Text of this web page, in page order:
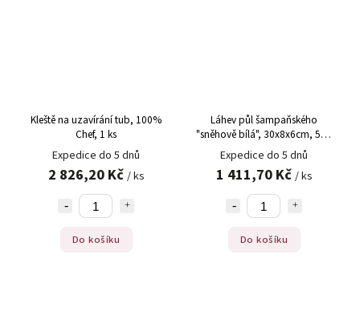
Kleště na uzavírání tub, 100%
Chef, 1 ks
Expedice do 5 dnů
2 826,20 Kč / ks
Do košíku
Láhev půl šampaňského
"sněhově bílá", 30x8x6cm, 500
ml, 100%, Chef, 1 ks
Expedice do 5 dnů
1 411,70 Kč / ks
Do košíku